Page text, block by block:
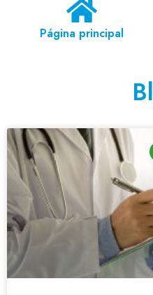
Página principal